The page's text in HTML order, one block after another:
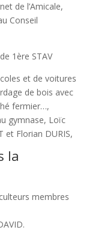
de l’Amicale,
Conseil
1ère STAV
et de voitures
de bois avec
fermier…,
gymnase, Loïc
et Florian DURIS,
la
membres